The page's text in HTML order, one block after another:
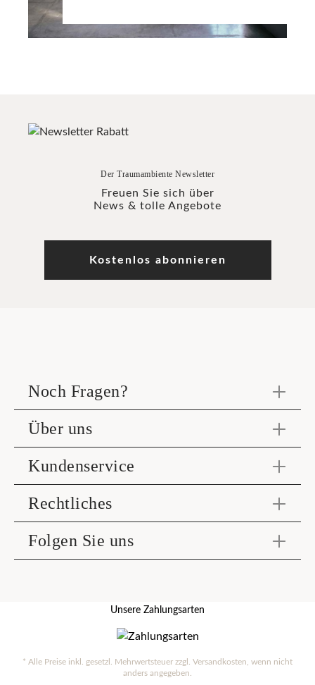
Der Traumambiente Newsletter
Freuen Sie sich über
News & tolle Angebote
Kostenlos abonnieren
Noch Fragen?
Über uns
Kundenservice
Rechtliches
Folgen Sie uns
Unsere Zahlungsarten
* Alle Preise inkl. gesetzl. Mehrwertsteuer zzgl. Versandkosten , wenn nicht
anders angegeben.